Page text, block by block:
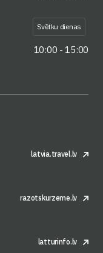
Svētku dienas
10:00 - 15:00
latvia.travel.lv
razotskurzeme.lv
latturinfo.lv